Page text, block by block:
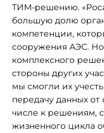
ТИМ-решению.
большую долю
компетенции,
сооружения АЭС.
комплексного
стороны других
мы смогли их
передачу данных
числе к решениям,
жизненного цикла